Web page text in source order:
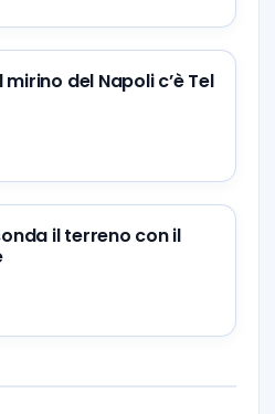
mirino del Napoli c’è Tel
sonda il terreno con il